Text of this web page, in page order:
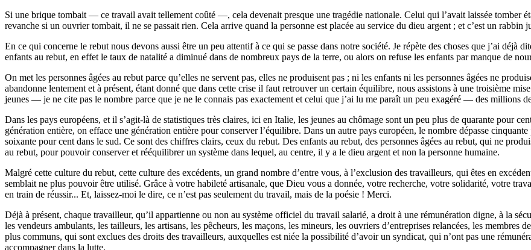
Si une brique tombait — ce travail avait tellement coûté —, cela devenait presque une tragédie nationale. Celui qui l’avait laissée tomber
revanche si un ouvrier tombait, il ne se passait rien. Cela arrive quand la personne est placée au service du dieu argent ; et c’est un
En ce qui concerne le rebut nous devons aussi être un peu attentif à ce qui se passe dans notre société. Je répète des choses que j’ai déjà
enfants au rebut, en effet le taux de natalité a diminué dans de nombreux pays de la terre, ou alors on refuse les enfants par manque de
On met les personnes âgées au rebut parce qu’elles ne servent pas, elles ne produisent pas ; ni les enfants ni les personnes âgées ne
abandonne lentement et à présent, étant donné que dans cette crise il faut retrouver un certain équilibre, nous assistons à une troisième
jeunes — je ne cite pas le nombre parce que je ne le connais pas exactement et celui que j’ai lu me paraît un peu exagéré — des millions
Dans les pays européens, et il s’agit-là de statistiques très claires, ici en Italie, les jeunes au chômage sont un peu plus de quarante pour
génération entière, on efface une génération entière pour conserver l’équilibre. Dans un autre pays européen, le nombre dépasse
soixante pour cent dans le sud. Ce sont des chiffres clairs, ceux du rebut. Des enfants au rebut, des personnes âgées au rebut, qui ne
au rebut, pour pouvoir conserver et rééquilibrer un système dans lequel, au centre, il y a le dieu argent et non la personne humaine.
Malgré cette culture du rebut, cette culture des excédents, un grand nombre d’entre vous, à l’exclusion des travailleurs, qui êtes en
semblait ne plus pouvoir être utilisé. Grâce à votre habileté artisanale, que Dieu vous a donnée, votre recherche, votre solidarité, votre
en train de réussir... Et, laissez-moi le dire, ce n’est pas seulement du travail, mais de la poésie ! Merci.
Déjà à présent, chaque travailleur, qu’il appartienne ou non au système officiel du travail salarié, a droit à une rémunération digne, à la
les vendeurs ambulants, les tailleurs, les artisans, les pêcheurs, les maçons, les mineurs, les ouvriers d’entreprises relancées, les membres
plus communs, qui sont exclues des droits des travailleurs, auxquelles est niée la possibilité d’avoir un syndicat, qui n’ont pas une
accompagner dans la lutte.